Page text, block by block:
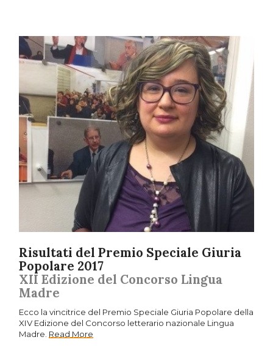
Risultati del Premio Speciale Giuria
Popolare 2017
XII Edizione del Concorso Lingua
Madre
Ecco la vincitrice del Premio Speciale Giuria Popolare della
XIV Edizione del Concorso letterario nazionale Lingua
Madre. Read More